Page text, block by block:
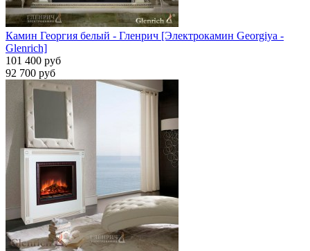
Камин Георгия белый - Гленрич [Электрокамин Georgiya -
Glenrich]
101 400 руб
92 700 руб